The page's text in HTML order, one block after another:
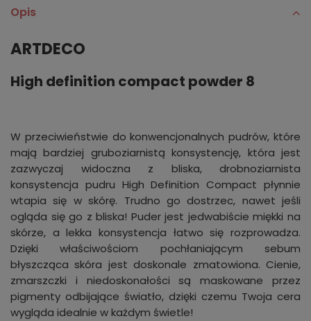
Opis
ARTDECO
High definition compact powder 8
W przeciwieństwie do konwencjonalnych pudrów, które
mają bardziej gruboziarnistą konsystencję, która jest
zazwyczaj widoczna z bliska, drobnoziarnista
konsystencja pudru High Definition Compact płynnie
wtapia się w skórę. Trudno go dostrzec, nawet jeśli
ogląda się go z bliska! Puder jest jedwabiście miękki na
skórze, a lekka konsystencja łatwo się rozprowadza.
Dzięki właściwościom pochłaniającym sebum
błyszcząca skóra jest doskonale zmatowiona. Cienie,
zmarszczki i niedoskonałości są maskowane przez
pigmenty odbijające światło, dzięki czemu Twoja cera
wygląda idealnie w każdym świetle!